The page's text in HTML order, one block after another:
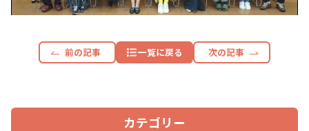
前の記事 一覧に戻る 次の記事
カテゴリー